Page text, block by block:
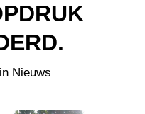
in Nieuws